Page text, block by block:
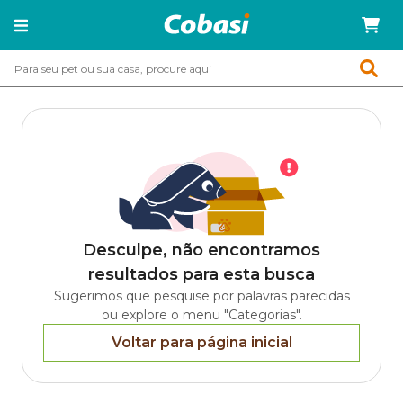
Desculpe, não encontramos
resultados para esta busca
Sugerimos que pesquise por palavras parecidas
ou explore o menu "Categorias".
Voltar para página inicial